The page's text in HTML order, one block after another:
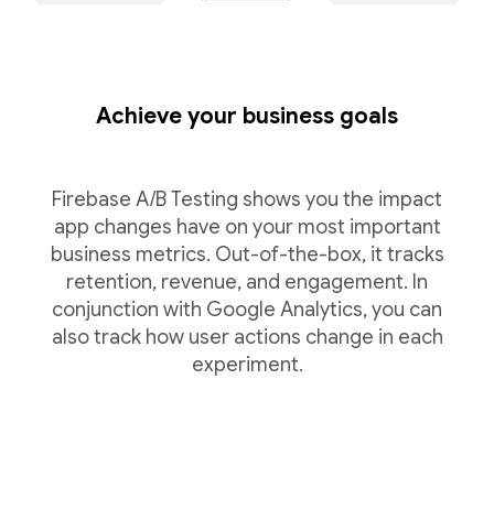
Achieve your business goals
Firebase A/B Testing shows you the impact
app changes have on your most important
business metrics. Out-of-the-box, it tracks
retention, revenue, and engagement. In
conjunction with Google Analytics, you can
also track how user actions change in each
experiment.